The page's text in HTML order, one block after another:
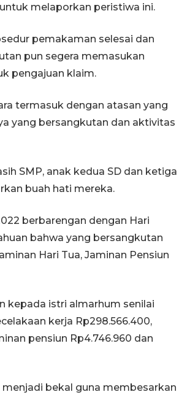
melaporkan peristiwa ini.
pemakaman selesai dan
pun segera memasukan
pengajuan klaim.
termasuk dengan atasan yang
yang bersangkutan dan aktivitas
SMP, anak kedua SD dan ketiga
buah hati mereka.
berbarengan dengan Hari
bahwa yang bersangkutan
Hari Tua, Jaminan Pensiun
kepada istri almarhum senilai
kerja Rp298.566.400,
pensiun Rp4.746.960 dan
bekal guna membesarkan